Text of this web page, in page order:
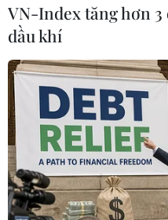
VN-Index tăng hơn
dầu khí